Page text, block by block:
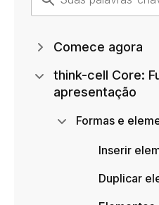
Comece agora
think-cell Core:
apresentação
Formas e
Inserir
Duplicar